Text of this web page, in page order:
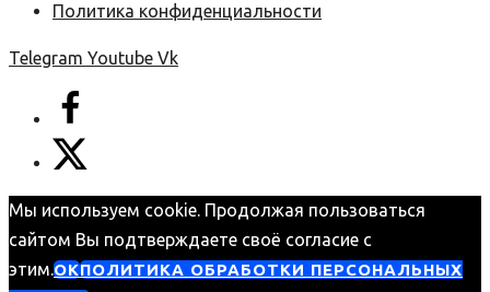
Политика конфиденциальности
Telegram Youtube Vk
Мы используем cookie. Продолжая пользоваться
сайтом Вы подтверждаете своё согласие с
этим.ОКПОЛИТИКА ОБРАБОТКИ ПЕРСОНАЛЬНЫХ